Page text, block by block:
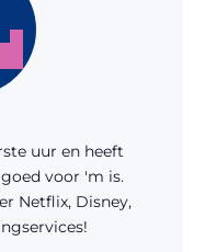
uur en heeft
voor 'm is.
Netflix, Disney,